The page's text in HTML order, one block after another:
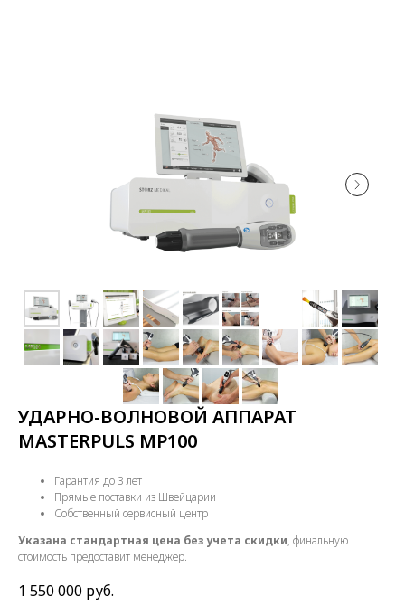
УДАРНО-ВОЛНОВОЙ АППАРАТ
MASTERPULS MP100
Гарантия до 3 лет
Прямые поставки из Швейцарии
Собственный сервисный центр
Указана стандартная цена без учета скидки, финальную
стоимость предоставит менеджер.
1 550 000 руб.